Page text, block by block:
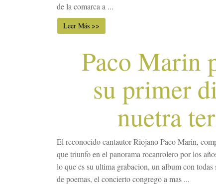
de la comarca a ...
Leer Más >>
Paco Marin
su primer
nuetra
El reconocido cantautor Riojano Paco Marin,
que triunfo en el panorama rocanrolero por los
lo que es su ultima grabacion, un album con
de poemas, el concierto congrego a mas ...